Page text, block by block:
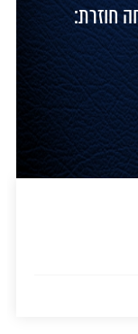
חוזרת: